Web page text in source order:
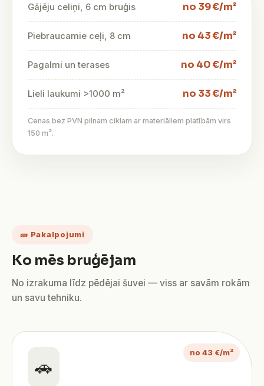
Gājēju celiņi, 6 cm bruģis no 39 €/m²
Piebraucamie ceļi, 8 cm no 43 €/m²
Pagalmi un terases no 40 €/m²
Lieli laukumi >1000 m² no 33 €/m²
Cenas bez PVN pilnam ciklam ar materiāliem platībām virs
150 m².
🧱 Pakalpojumi
Ko mēs bruģējam
No izrakuma līdz pēdējai šuvei — viss ar savām rokām
un savu tehniku.
no 43 €/m²
🚗